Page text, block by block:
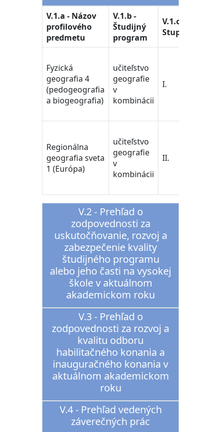
V.1.a - Názov
profilového
predmetu
V.1.b -
Študijný
program
V.1.c -
Stupeň
Fyzická
geografia 4
(pedogeografia
a biogeografia)
učiteľstvo
geografie
v
kombinácii
I.
Regionálna
geografia sveta
1 (Európa)
učiteľstvo
geografie
v
kombinácii
II.
V.2 - Prehľad o
zodpovednosti za
uskutočňovanie, rozvoj a
zabezpečenie kvality
študijného programu
alebo jeho časti na vysokej
škole v aktuálnom
akademickom roku
V.3 - Prehľad o
zodpovednosti za rozvoj a
kvalitu odboru
habilitačného konania a
inauguračného konania v
aktuálnom akademickom
roku
V.4 - Prehľad vedených
záverečných prác